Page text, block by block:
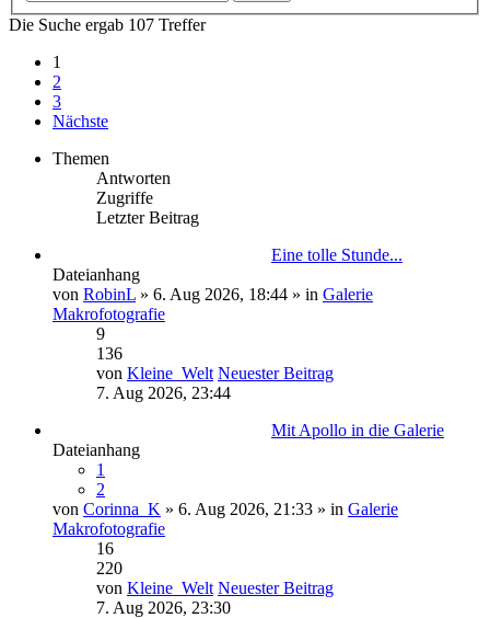
Die Suche ergab 107 Treffer
1
2
3
Nächste
Themen
Antworten
Zugriffe
Letzter Beitrag
Eine tolle Stunde...
Dateianhang
von RobinL » 6. Aug 2026, 18:44 » in Galerie
Makrofotografie
9
136
von Kleine_Welt Neuester Beitrag
7. Aug 2026, 23:44
Mit Apollo in die Galerie
Dateianhang
1
2
von Corinna_K » 6. Aug 2026, 21:33 » in Galerie
Makrofotografie
16
220
von Kleine_Welt Neuester Beitrag
7. Aug 2026, 23:30